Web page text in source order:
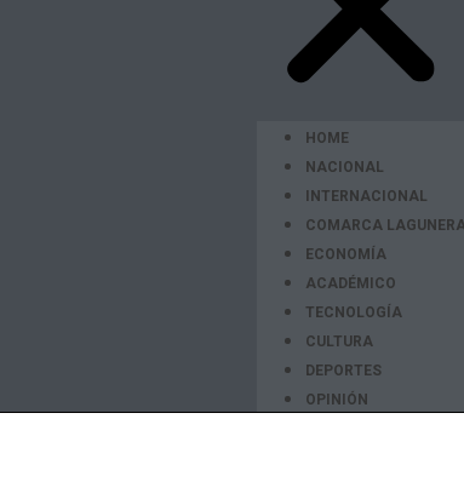
HOME
NACIONAL
INTERNACIONAL
COMARCA
ECONOMÍA
ACADÉMICO
TECNOLOGÍA
CULTURA
DEPORTES
OPINIÓN